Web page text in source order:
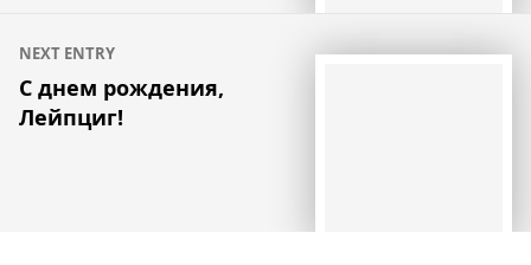
NEXT ENTRY
С днем рождения,
Лейпциг!